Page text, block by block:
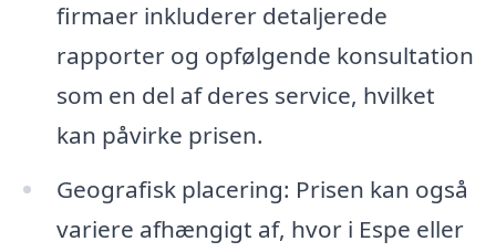
firmaer inkluderer detaljerede
rapporter og opfølgende konsultation
som en del af deres service, hvilket
kan påvirke prisen.
Geografisk placering: Prisen kan også
variere afhængigt af, hvor i Espe eller